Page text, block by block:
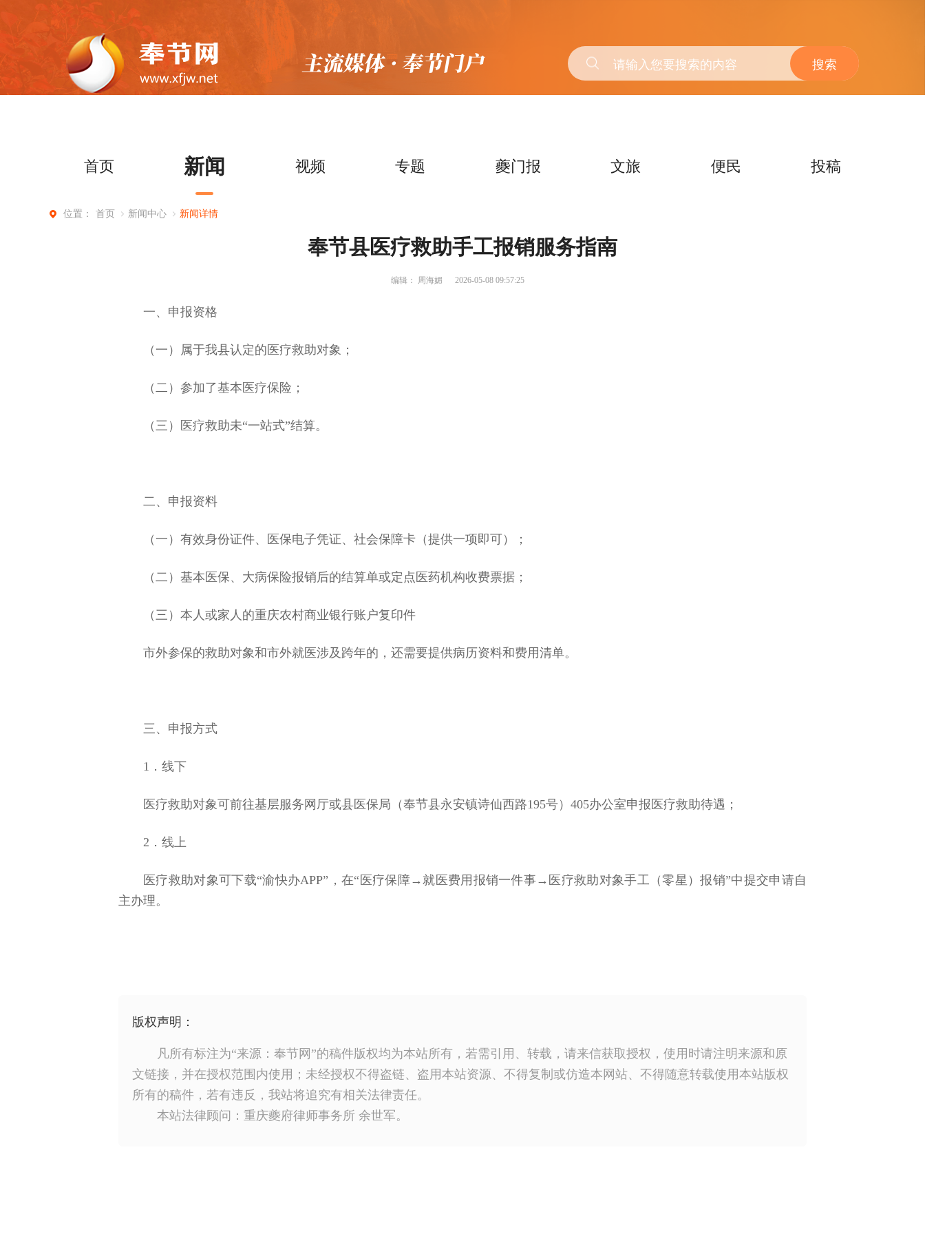
搜索
首页 新闻 视频 专题 夔门报 文旅 便民 投稿
位置： 首页 新闻中心 新闻详情
奉节县医疗救助手工报销服务指南
编辑： 周海媚 2026-05-08 09:57:25
一、申报资格
（一）属于我县认定的医疗救助对象；
（二）参加了基本医疗保险；
（三）医疗救助未“一站式”结算。
二、申报资料
（一）有效身份证件、医保电子凭证、社会保障卡（提供一项即可）；
（二）基本医保、大病保险报销后的结算单或定点医药机构收费票据；
（三）本人或家人的重庆农村商业银行账户复印件
市外参保的救助对象和市外就医涉及跨年的，还需要提供病历资料和费用清单。
三、申报方式
1．线下
医疗救助对象可前往基层服务网厅或县医保局（奉节县永安镇诗仙西路195号）405办公室申报医疗救助待遇；
2．线上
医疗救助对象可下载“渝快办APP”，在“医疗保障→就医费用报销一件事→医疗救助对象手工（零星）报销”中提交申请自
主办理。
版权声明：
凡所有标注为“来源：奉节网”的稿件版权均为本站所有，若需引用、转载，请来信获取授权，使用时请注明来源和原
文链接，并在授权范围内使用；未经授权不得盗链、盗用本站资源、不得复制或仿造本网站、不得随意转载使用本站版权
所有的稿件，若有违反，我站将追究有相关法律责任。
本站法律顾问：重庆夔府律师事务所 余世军。